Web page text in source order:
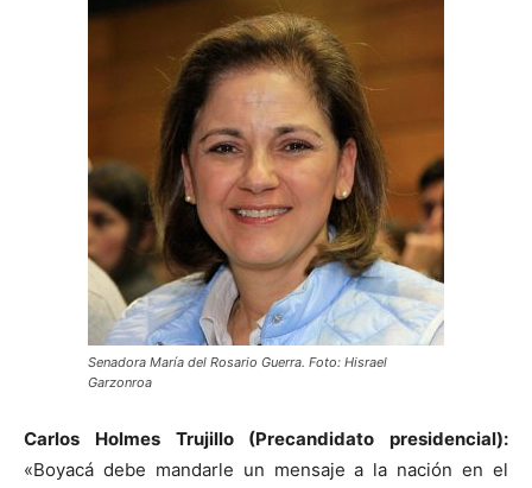
Senadora María del Rosario Guerra. Foto: Hisrael
Garzonroa
Carlos Holmes Trujillo (Precandidato presidencial):
«Boyacá debe mandarle un mensaje a la nación en el